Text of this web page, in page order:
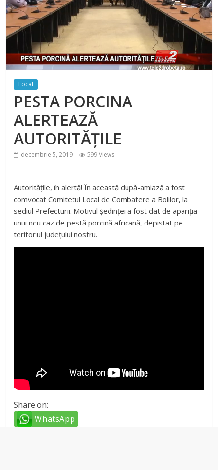
Local
PESTA PORCINA
ALERTEAZĂ
AUTORITĂȚILE
decembrie 5, 2019 599 Views
Autoritățile, în alertă! În această după-amiază a fost
comvocat Comitetul Local de Combatere a Bolilor, la
sediul Prefecturii. Motivul ședinței a fost dat de apariția
unui nou caz de pestă porcină africană, depistat pe
teritoriul județului nostru.
Share on:
WhatsApp